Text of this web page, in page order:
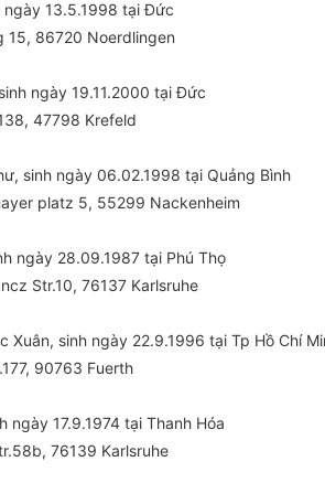
ngày 13.5.1998 tại Đức
15, 86720 Noerdlingen
ngày 19.11.2000 tại Đức
47798 Krefeld
sinh ngày 06.02.1998 tại Quảng Bình
platz 5, 55299 Nackenheim
ngày 28.09.1987 tại Phú Thọ
Str.10, 76137 Karlsruhe
Xuân, sinh ngày 22.9.1996 tại Tp Hồ Chí
90763 Fuerth
ngày 17.9.1974 tại Thanh Hóa
76139 Karlsruhe